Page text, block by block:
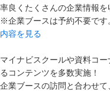
率良くたくさんの企業情報を
※企業ブースは予約不要です
内容を見る
マイナビスクールや資料コ
るコンテンツを多数実施！
企業ブースの訪問と合わせ